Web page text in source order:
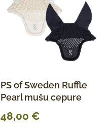
PS of Sweden Ruffle
Pearl mušu cepure
48,00 €